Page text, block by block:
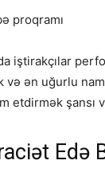
proqramı
iştirakçılar
və ən uğurlu
etdirmək şansı
Edə